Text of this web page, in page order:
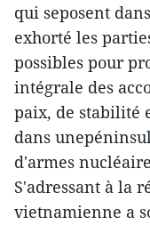
qui seposent
exhorté les
possibles pour
intégrale des
paix, de stabilité
dans
d'armes
S'adressant à la
vietnamienne a